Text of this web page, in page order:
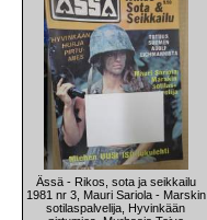
Ässä - Rikos, sota ja seikkailu
1981 nr 3, Mauri Sariola - Marskin
sotilaspalvelija, Hyvinkään